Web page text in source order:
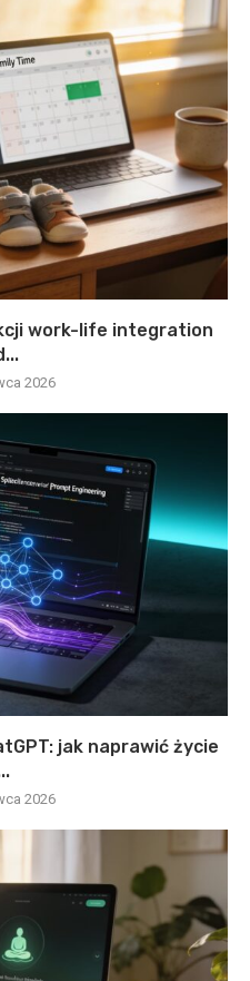
work-life integration
2026
jak naprawić życie
2026